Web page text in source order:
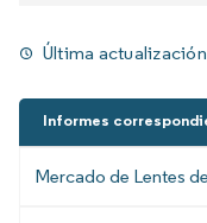
Última
Informes
Mercado de Lentes